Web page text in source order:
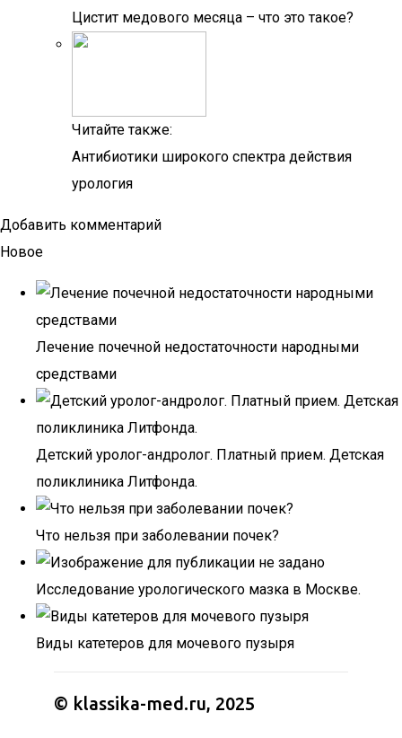
Цистит медового месяца – что это такое?
Читайте также:
Антибиотики широкого спектра действия
урология
Добавить комментарий
Новое
Лечение почечной недостаточности народными
средствами
Детский уролог-андролог. Платный прием. Детская
поликлиника Литфонда.
Что нельзя при заболевании почек?
Исследование урологического мазка в Москве.
Виды катетеров для мочевого пузыря
© klassika-med.ru, 2025